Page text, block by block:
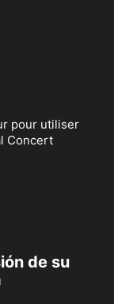
pour utiliser
Concert
de su